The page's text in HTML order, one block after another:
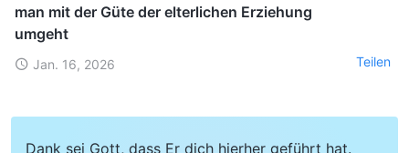
man mit der Güte der elterlichen Erziehung
umgeht
Jan. 16, 2026 Teilen
Dank sei Gott, dass Er dich hierher geführt hat.